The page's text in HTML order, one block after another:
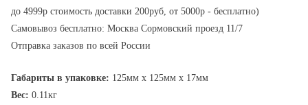
до 4999р стоимость доставки 200руб, от 5000р - бесплатно)
Самовывоз бесплатно: Москва Сормовский проезд 11/7
Отправка заказов по всей России
Габариты в упаковке: 125мм x 125мм x 17мм
Вес: 0.11кг